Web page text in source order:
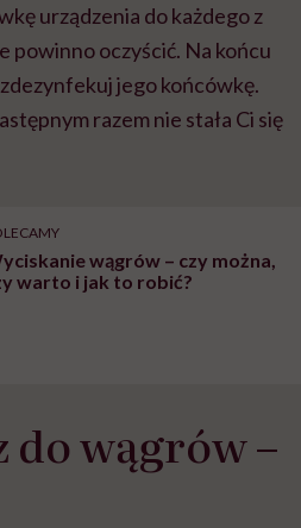
urządzenia do każdego z
powinno oczyścić. Na końcu
jego końcówkę.
razem nie stała Ci się
wągrów – czy można,
warto i jak to robić?
do wągrów –